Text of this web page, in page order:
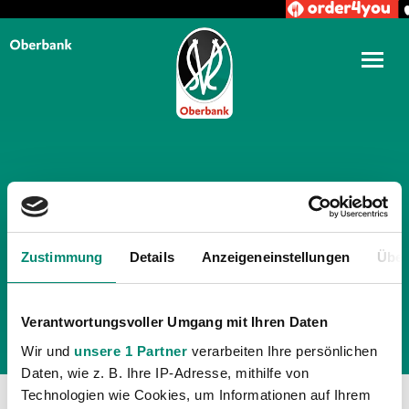
Zustimmung Details Anzeigeneinstellungen
Verantwortungsvoller Umgang mit Ihren Daten
Wir und unsere 1 Partner verarbeiten Ihre persönlichen
Daten, wie z. B. Ihre IP-Adresse, mithilfe von
Technologien wie Cookies, um Informationen auf Ihrem
TÄGLICHE ARCHIVE:
20.
JULI 2023